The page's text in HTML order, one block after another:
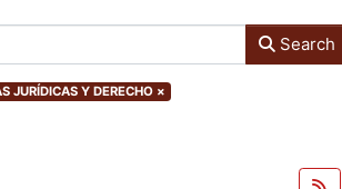
Search
Y DERECHO ×